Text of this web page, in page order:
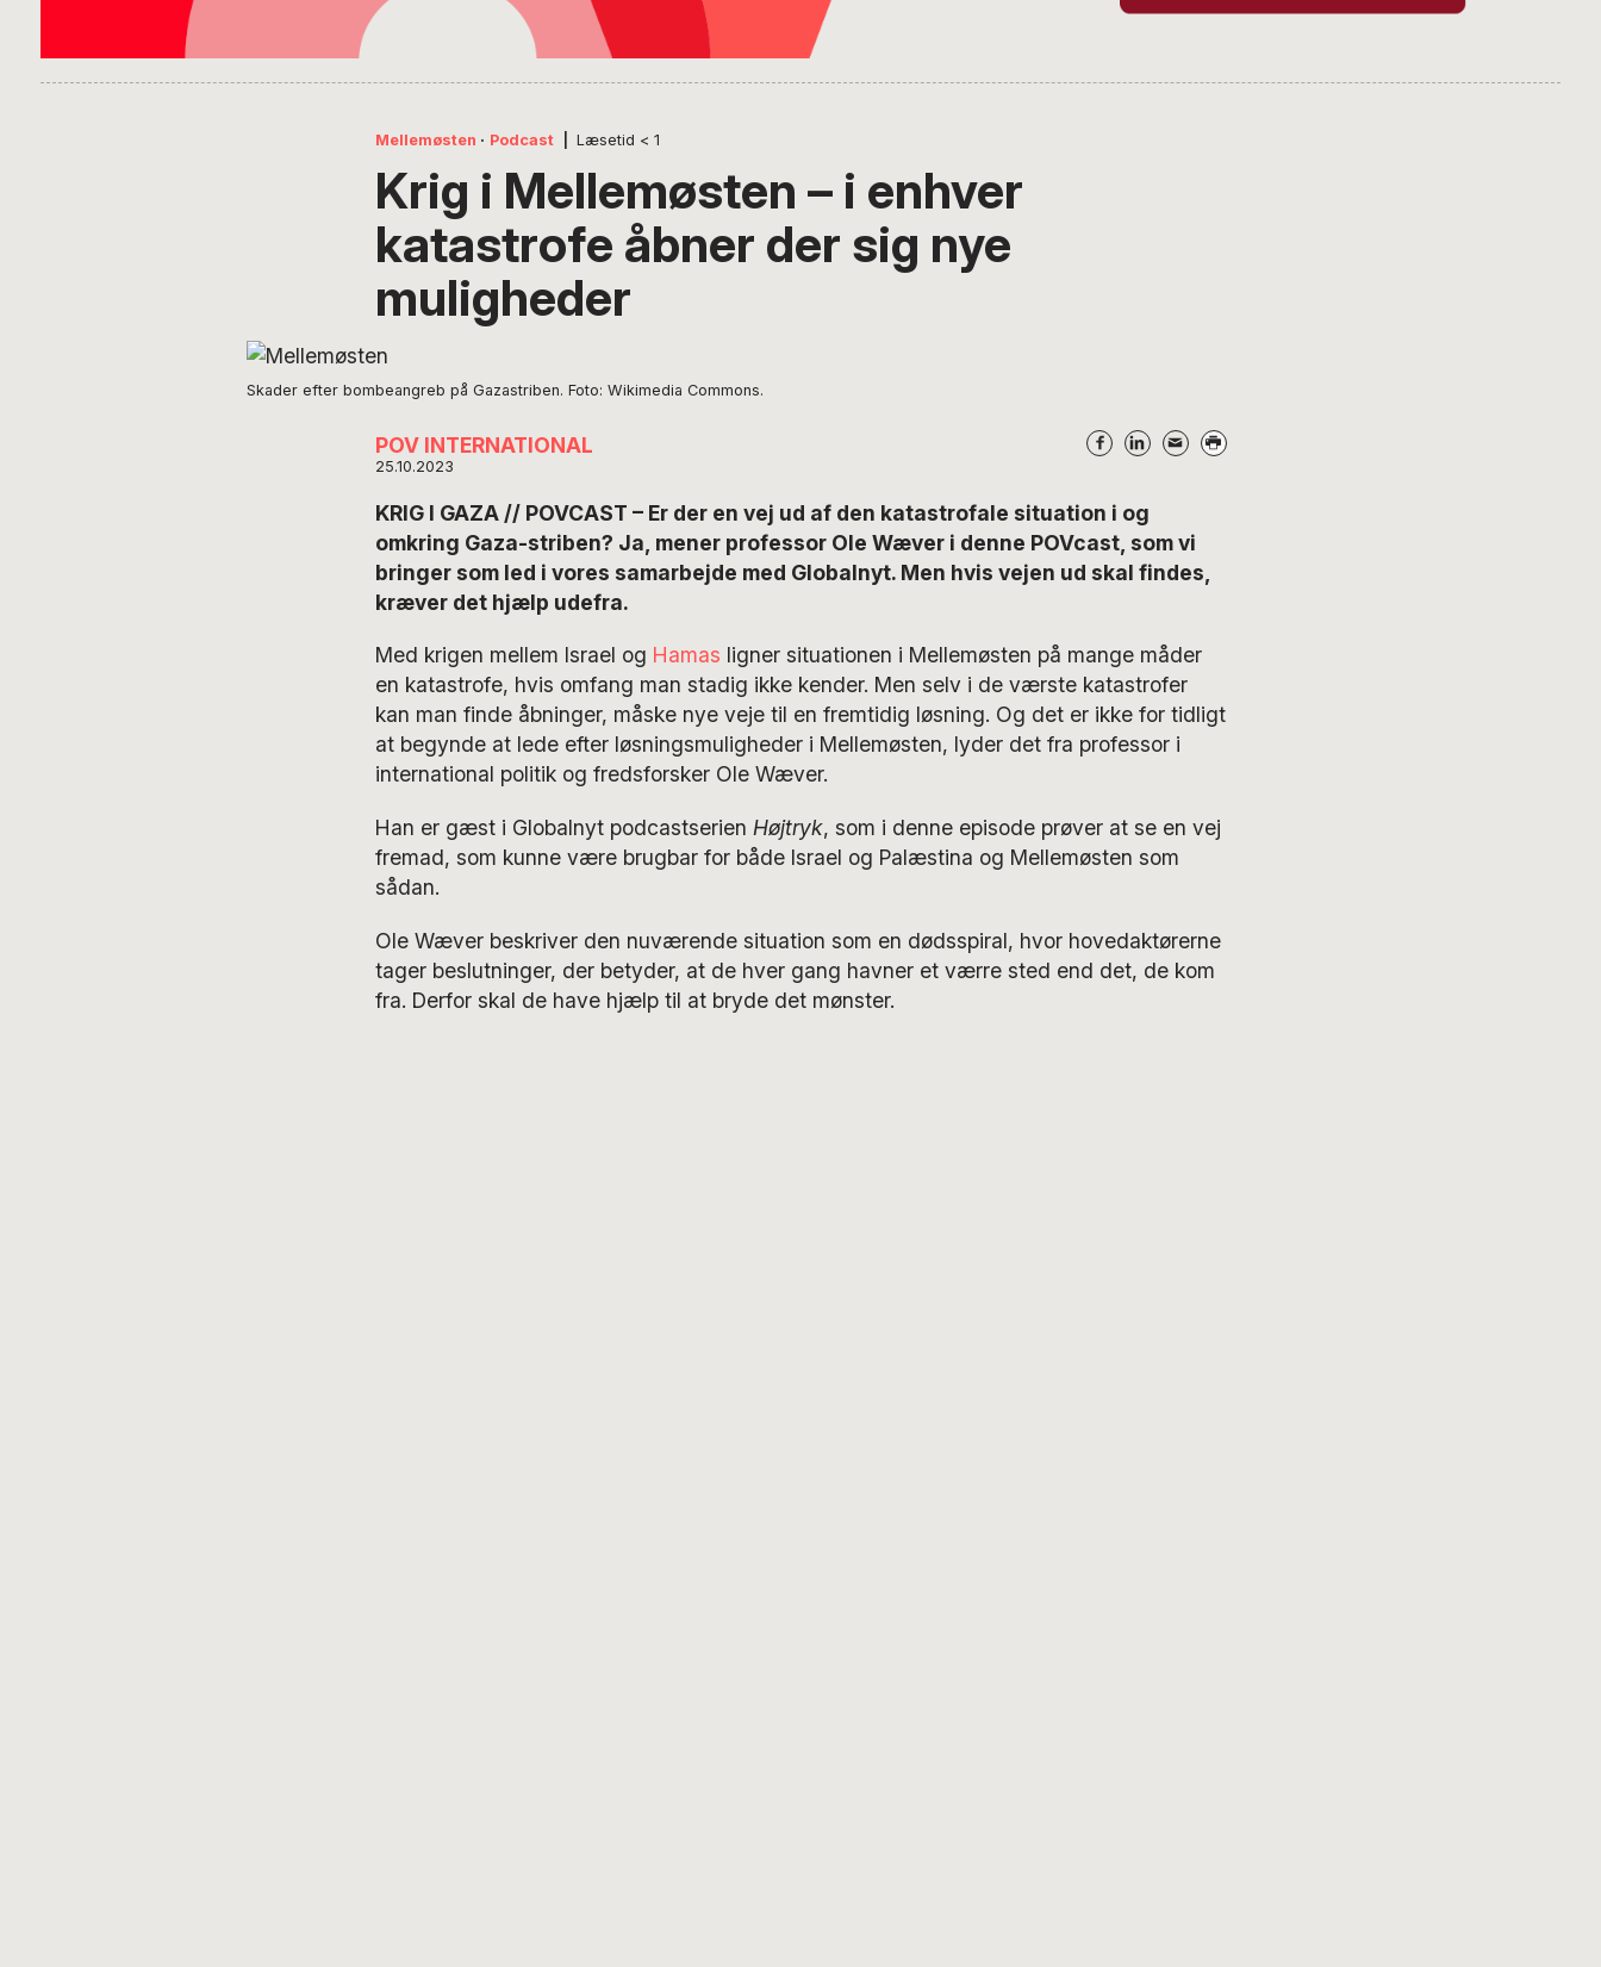
Mellemøsten · Podcast Læsetid < 1
Krig i Mellemøsten – i enhver
katastrofe åbner der sig nye
muligheder
Skader efter bombeangreb på Gazastriben. Foto: Wikimedia Commons.
POV INTERNATIONAL
25.10.2023
KRIG I GAZA // POVCAST – Er der en vej ud af den katastrofale situation i og
omkring Gaza-striben? Ja, mener professor Ole Wæver i denne POVcast, som vi
bringer som led i vores samarbejde med Globalnyt. Men hvis vejen ud skal findes,
kræver det hjælp udefra.
Med krigen mellem Israel og Hamas ligner situationen i Mellemøsten på mange måder
en katastrofe, hvis omfang man stadig ikke kender. Men selv i de værste katastrofer
kan man finde åbninger, måske nye veje til en fremtidig løsning. Og det er ikke for tidligt
at begynde at lede efter løsningsmuligheder i Mellemøsten, lyder det fra professor i
international politik og fredsforsker Ole Wæver.
Han er gæst i Globalnyt podcastserien Højtryk, som i denne episode prøver at se en vej
fremad, som kunne være brugbar for både Israel og Palæstina og Mellemøsten som
sådan.
Ole Wæver beskriver den nuværende situation som en dødsspiral, hvor hovedaktørerne
tager beslutninger, der betyder, at de hver gang havner et værre sted end det, de kom
fra. Derfor skal de have hjælp til at bryde det mønster.